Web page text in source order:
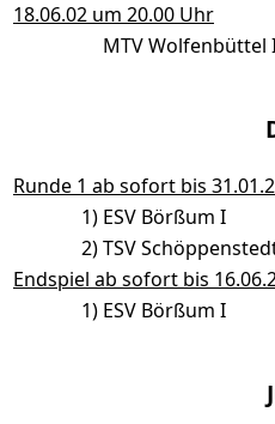
18.06.02 um 20.00 Uhr
MTV Wolfenbüttel
Runde 1 ab sofort bis
1) ESV Börßum I
2)TSV
Endspiel ab sofort bis
1) ESV Börßum I